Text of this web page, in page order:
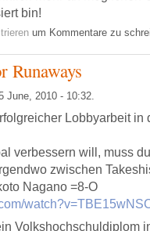
bin!
um Kommentare zu
Runaways
June, 2010 - 10:32.
Lobbyarbeit in
verbessern will, muss
zwischen
Nagano =8-O
Volkshochschuldiplom